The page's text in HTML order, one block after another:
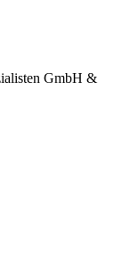
GmbH &